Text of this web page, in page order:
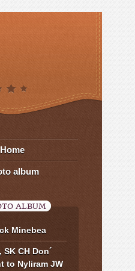
Home
album
ALBUM
Minebea
SK CH Don´
to Nyliram JW